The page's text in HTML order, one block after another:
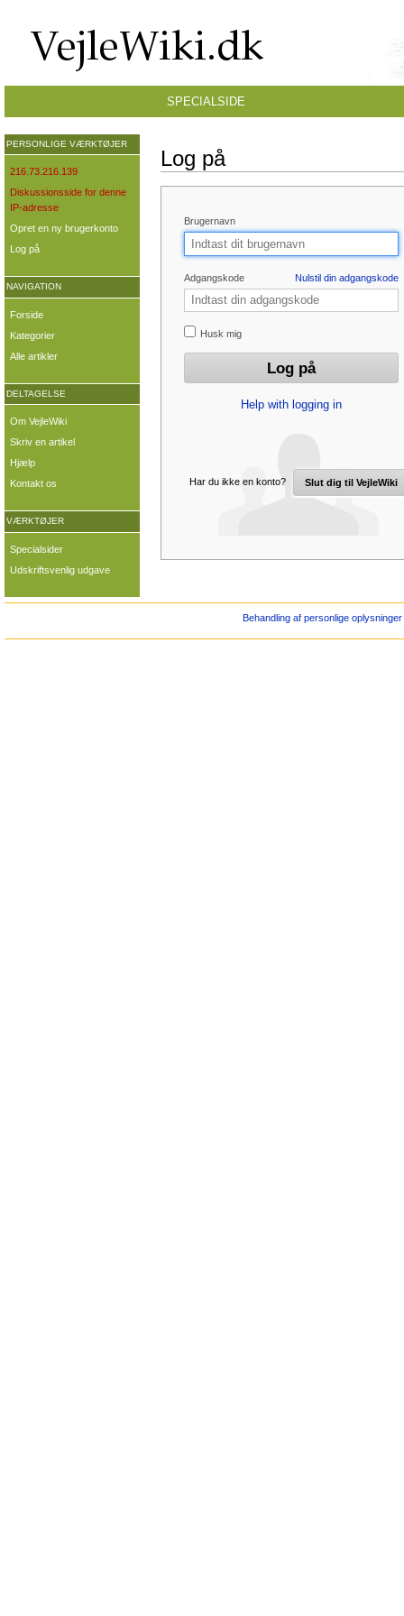
Log på
Brugernavn
Adgangskode Nulstil din adgangskode
Husk mig
Help with logging in
Har du ikke en konto? Slut dig til VejleWiki
SPECIALSIDE
PERSONLIGE VÆRKTØJER
216.73.216.139
Diskussionsside for denne
IP-adresse
Opret en ny brugerkonto
Log på
NAVIGATION
Forside
Kategorier
Alle artikler
DELTAGELSE
Om VejleWiki
Skriv en artikel
Hjælp
Kontakt os
VÆRKTØJER
Specialsider
Udskriftsvenlig udgave
Behandling af personlige oplysninger